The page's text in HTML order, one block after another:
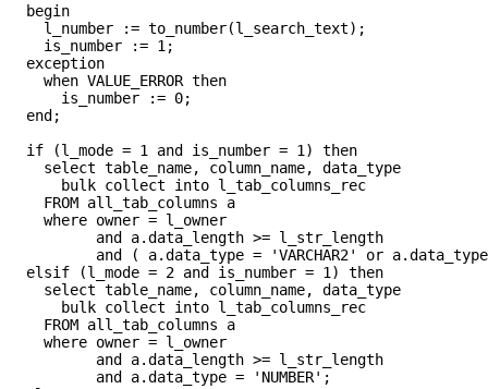
  begin
    l_number := to_number(l_search_text);
    is_number := 1;
  exception
    when VALUE_ERROR then
      is_number := 0;
  end;
  if (l_mode = 1 and is_number = 1) then
    select table_name, column_name, data_type
      bulk collect into l_tab_columns_rec
    FROM all_tab_columns a
    where owner = l_owner
          and a.data_length >= l_str_length
and ( a.data_type = 'VARCHAR2' or
  elsif (l_mode = 2 and is_number = 1) then
    select table_name, column_name, data_type
      bulk collect into l_tab_columns_rec
    FROM all_tab_columns a
    where owner = l_owner
          and a.data_length >= l_str_length
          and a.data_type = 'NUMBER';